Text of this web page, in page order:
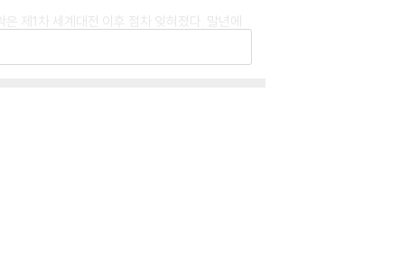
제1차 세계대전 이후 점차 잊혀졌다. 말년에
충실히 담겨 있다.